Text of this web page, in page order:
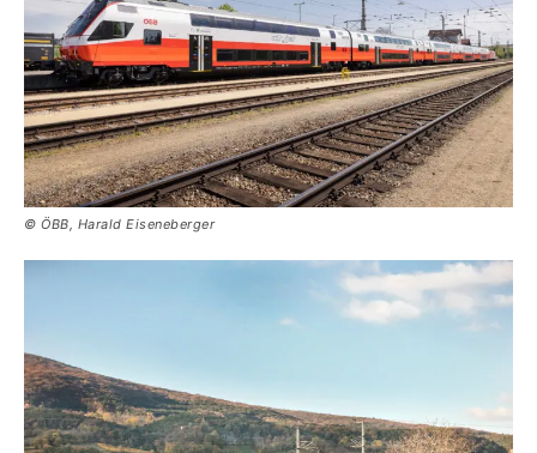
© ÖBB, Harald Eiseneberger